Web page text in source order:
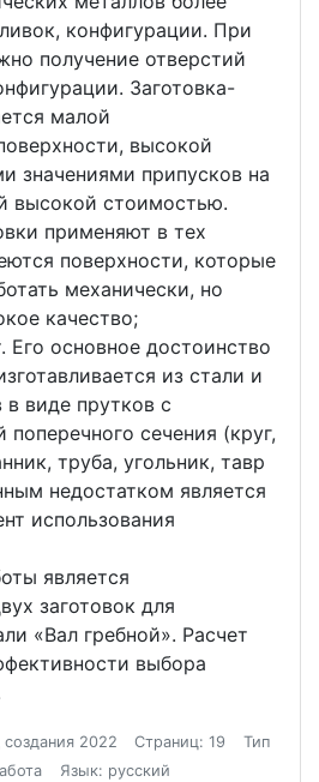
конфигурации. При
получение отверстий
Заготовка-
малой
высокой
значениями припусков на
высокой стоимостью.
применяют в тех
поверхности, которые
механически, но
качество;
Его основное достоинство
из стали и
виде прутков с
сечения (круг,
труба, угольник, тавр
недостатком является
использования
является
заготовок для
«Вал гребной». Расчет
выбора
создания 2022 Страниц: 19
Тип
Язык: русский